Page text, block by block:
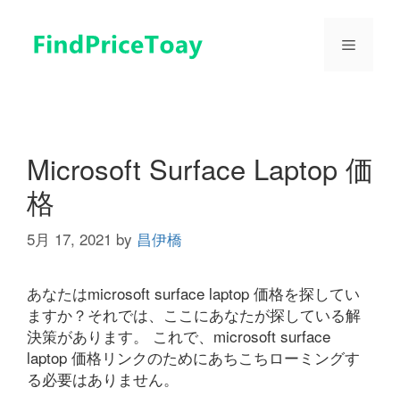
メ
Microsoft Surface Laptop 価
格
5月 17, 2021 by 昌伊橋
あなたはmicrosoft surface laptop 価格を探してい
ますか？それでは、ここにあなたが探している解
決策があります。 これで、microsoft surface
laptop 価格リンクのためにあちこちローミングす
る必要はありません。